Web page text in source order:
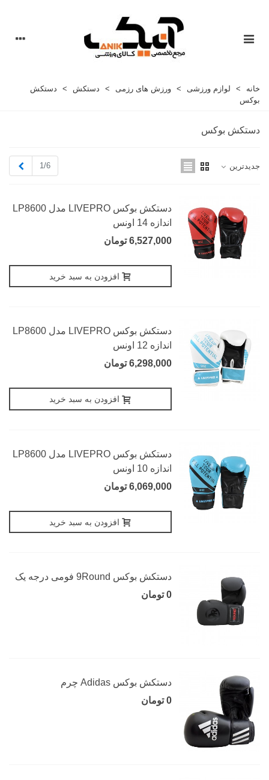
خانه > لوازم ورزشی > ورزش های رزمی > دستکش >
دستکش
بوکس
دستکش بوکس
جدیدترین 1/6
دستکش بوکس LIVEPRO مدل LP8600
اندازه 14 اونس
6,527,000 تومان
افزودن به سبد خرید
دستکش بوکس LIVEPRO مدل LP8600
اندازه 12 اونس
6,298,000 تومان
افزودن به سبد خرید
دستکش بوکس LIVEPRO مدل LP8600
اندازه 10 اونس
6,069,000 تومان
افزودن به سبد خرید
دستکش بوکس 9Round فومی درجه یک
0 تومان
دستکش بوکس Adidas چرم
0 تومان